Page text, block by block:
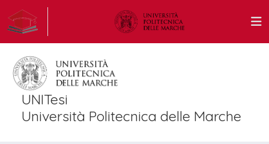
UNITesi
Università Politecnica delle Marche